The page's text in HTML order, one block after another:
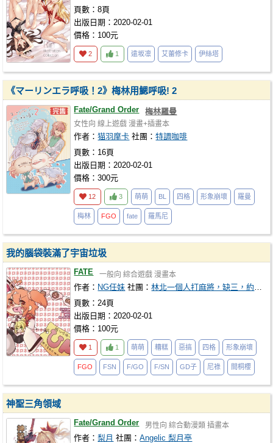
頁數：8頁
出版日期：2020-02-01
價格：100元
2 1 遠坂凛 艾蕾修卡 伊絲塔
《マーリンエラ呼吸！2》梅林用鰓呼吸! 2
Fate/Grand Order 梅林羅曼
女性向 線上遊戲 漫畫+插畫本
作者：猫羽摩卡 社團：特調咖啡
頁數：16頁
出版日期：2020-02-01
價格：300元
12 3 萌萌 BL 四格 形象崩壞 羅曼
梅林 FGO fate 羅馬尼
我的腦袋裝滿了宇宙垃圾
FATE 一般向 綜合遊戲 漫畫本
作者： NG任妹 社團：林北一個人打麻將，缺三，約嗎？
頁數：24頁
出版日期：2020-02-01
價格：100元
1 1 萌萌 糟糕 惡搞 四格 形象崩壞
FGO FSN F/GO F/SN GD子 尼祿 間桐櫻
神聖三角領域
Fate/Grand Order 男性向 綜合動漫類 插畫本
作者：梨月 社團：Angelic 梨月亭